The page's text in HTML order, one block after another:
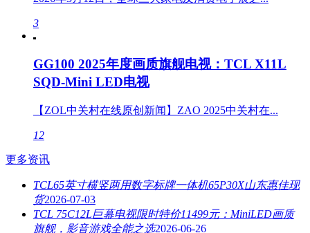
3
GG100 2025年度画质旗舰电视：TCL X11L
SQD-Mini LED电视
【ZOL中关村在线原创新闻】ZAO 2025中关村在...
12
更多资讯
TCL65英寸横竖两用数字标牌一体机65P30X山东惠佳现
货2026-07-03
TCL 75C12L巨幕电视限时特价11499元：MiniLED画质
旗舰，影音游戏全能之选2026-06-26